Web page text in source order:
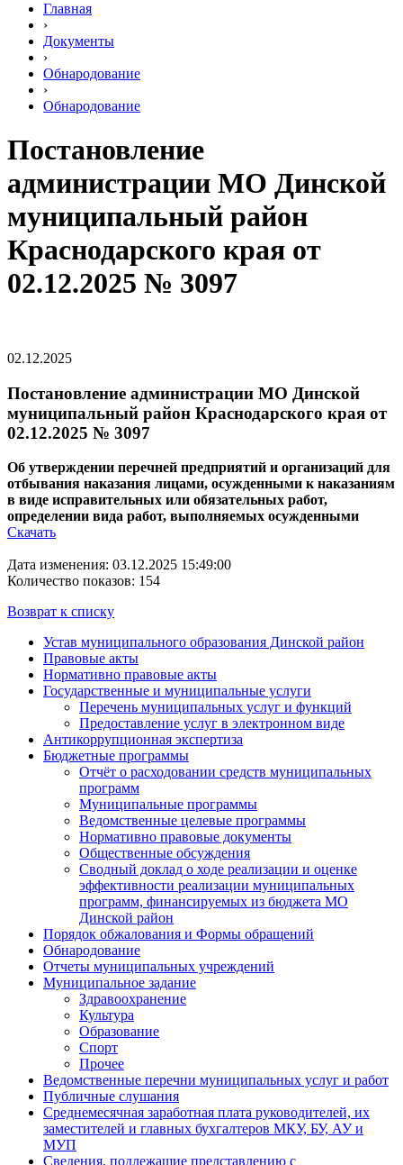
Главная
›
Документы
›
Обнародование
›
Обнародование
Постановление
администрации МО Динской
муниципальный район
Краснодарского края от
02.12.2025 № 3097
02.12.2025
Постановление администрации МО Динской
муниципальный район Краснодарского края от
02.12.2025 № 3097
Об утверждении перечней предприятий и организаций для
отбывания наказания лицами, осужденными к наказаниям
в виде исправительных или обязательных работ,
определении вида работ, выполняемых осужденными
Скачать
Дата изменения: 03.12.2025 15:49:00
Количество показов: 154
Возврат к списку
Устав муниципального образования Динской район
Правовые акты
Нормативно правовые акты
Государственные и муниципальные услуги
Перечень муниципальных услуг и функций
Предоставление услуг в электронном виде
Антикоррупционная экспертиза
Бюджетные программы
Отчёт о расходовании средств муниципальных
программ
Муниципальные программы
Ведомственные целевые программы
Нормативно правовые документы
Общественные обсуждения
Сводный доклад о ходе реализации и оценке
эффективности реализации муниципальных
программ, финансируемых из бюджета МО
Динской район
Порядок обжалования и Формы обращений
Обнародование
Отчеты муниципальных учреждений
Муниципальное задание
Здравоохранение
Культура
Образование
Спорт
Прочее
Ведомственные перечни муниципальных услуг и работ
Публичные слушания
Среднемесячная заработная плата руководителей, их
заместителей и главных бухгалтеров МКУ, БУ, АУ и
МУП
Сведения, подлежащие представлению с